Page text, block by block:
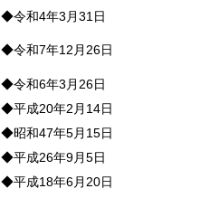
◆令和4年3月31日
◆令和7年12月26日
◆令和6年3月26日
◆平成20年2月14日
◆昭和47年5月15日
◆平成26年9月5日
◆平成18年6月20日